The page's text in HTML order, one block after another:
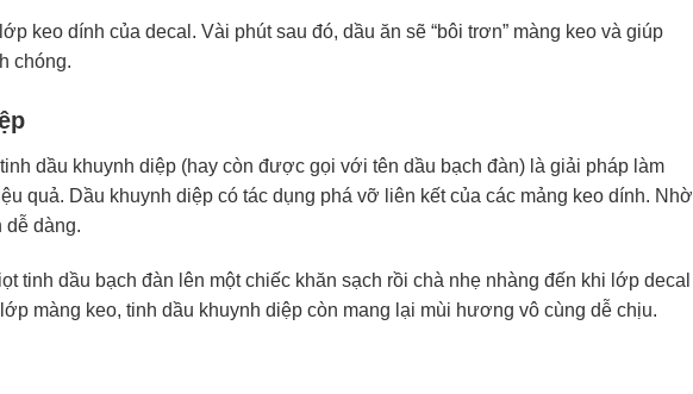
keo dính của decal. Vài phút sau đó, dầu ăn sẽ “bôi trơn” màng keo và giúp
chóng.
dầu khuynh diệp (hay còn được gọi với tên dầu bạch đàn) là giải pháp làm
quả. Dầu khuynh diệp có tác dụng phá vỡ liên kết của các mảng keo dính. Nhờ
dễ dàng.
tinh dầu bạch đàn lên một chiếc khăn sạch rồi chà nhẹ nhàng đến khi lớp decal
màng keo, tinh dầu khuynh diệp còn mang lại mùi hương vô cùng dễ chịu.